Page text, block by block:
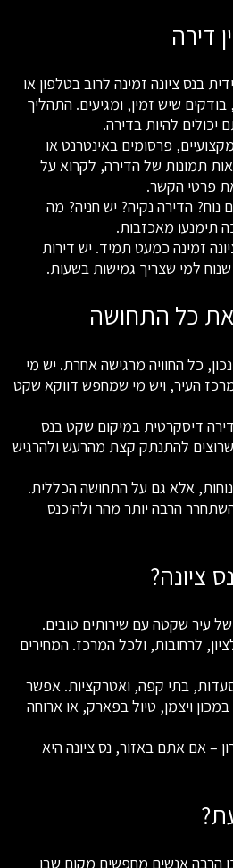
דירה
בנס ציונה זמינה לרוב בטלפון או
שיש זמין, ומגיעים. התהליך
להיות בדירה.
פרסומים באינטרנט או
תמונות של הדירה, לקרוא על
פרטי הקשר.
הדירה נקיה? יש חניה? מה
תימנעו מאכזבות.
24/7 בנס ציונה זמינה כמעט תמיד. יש דירות
למי שצריך גמישות בשעות.
כל התחושה
כל החוויה מרגישה אחרת. יש מי
העיר, ויש מי שמחפש דווקא שקט
דיסקרטית במיקום שקט בנס
שרוצים להתנתק קצת מהרעש ולהרגיש
אלא גם על התחושה הכללית.
הרבה יותר מהר ולהיכנס
ציונה?
של עיר שקטה עם שירותים טובים.
לרחובות, ולכל המרכז. המחירים
בתי קפה, ואטרקציות. אפשר
ויצמן, טיול בפארק, או ארוחה
– אם אתם באזור, נס ציונה היא
הרבה אנשים מחפשים מקום שבו